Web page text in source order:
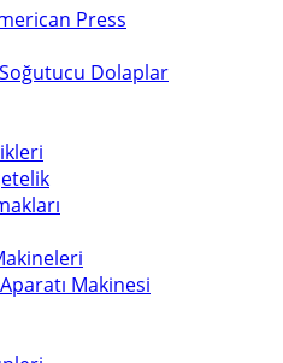
Press
Soğutucu Dolaplar
Makinesi